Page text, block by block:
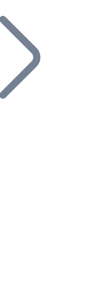
entreprise et
et
notre service